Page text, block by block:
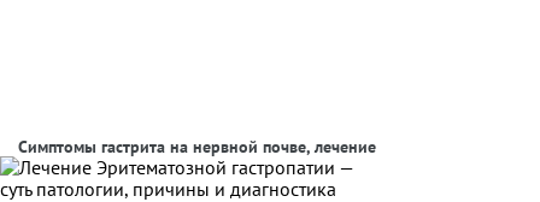
Симптомы гастрита на нервной почве, лечение